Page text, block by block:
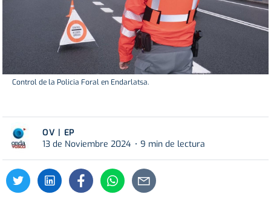
Control de la Policia Foral en Endarlatsa.
OV | EP
13 de Noviembre 2024
9 min de lectura